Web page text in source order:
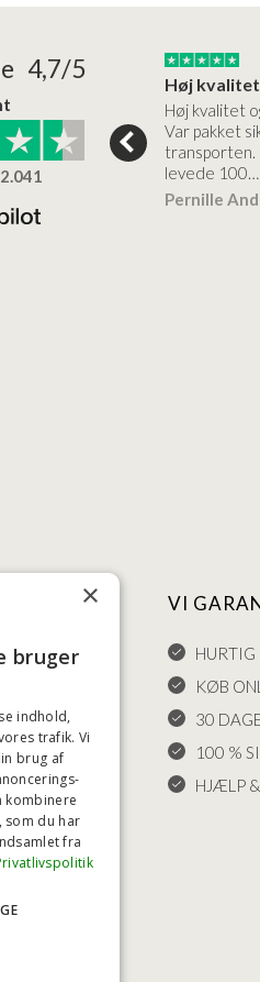
4,7/5
2.041
22/01/2026
service
Varerne
hurtigt, og det
Høj kvalitet
Var pakket
levede 100…
Pernille
VI
HURTIG
KØB
30
100 %
HJÆLP
×
bruger
indhold,
trafik. Vi
brug af
kombinere
som du har
fra